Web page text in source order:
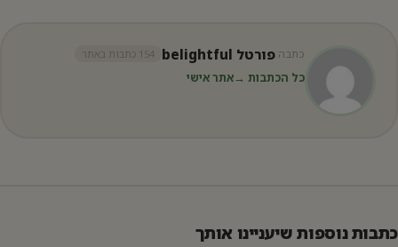
כתבה:פורטל belightful 154 כתבות באתר
כל הכתבות →אתר אישי
כתבות נוספות שיעניינו אותך